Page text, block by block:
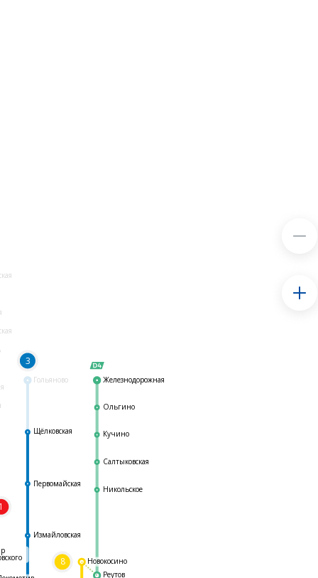
Гольяново
3
8
1
Железнодорожная
Ольгино
Кучино
Салтыковская
Никольское
Реутов
Измайловская
Первомайская
Щёлковская
Новокосино